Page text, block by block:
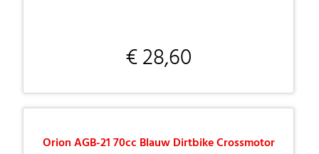
€ 28,60
Orion AGB-21 70cc Blauw Dirtbike Crossmotor